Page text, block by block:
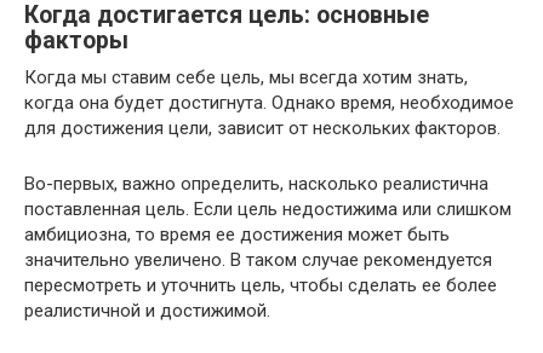
Когда достигается цель: основные
факторы
Когда мы ставим себе цель, мы всегда хотим знать,
когда она будет достигнута. Однако время, необходимое
для достижения цели, зависит от нескольких факторов.
Во-первых, важно определить, насколько реалистична
поставленная цель. Если цель недостижима или слишком
амбициозна, то время ее достижения может быть
значительно увеличено. В таком случае рекомендуется
пересмотреть и уточнить цель, чтобы сделать ее более
реалистичной и достижимой.